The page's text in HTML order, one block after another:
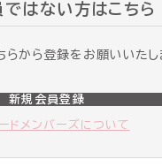
ではない方はこちら
から登録をお願いいたし
新規会員登録
ドメンバーズについて